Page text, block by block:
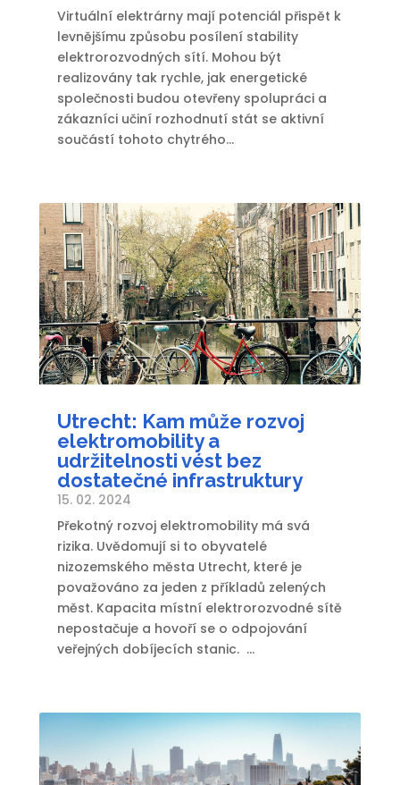
Virtuální elektrárny mají potenciál přispět k
levnějšímu způsobu posílení stability
elektrorozvodných sítí. Mohou být
realizovány tak rychle, jak energetické
společnosti budou otevřeny spolupráci a
zákazníci učiní rozhodnutí stát se aktivní
součástí tohoto chytrého...
Utrecht: Kam může rozvoj
elektromobility a
udržitelnosti vést bez
dostatečné infrastruktury
15. 02. 2024
Překotný rozvoj elektromobility má svá
rizika. Uvědomují si to obyvatelé
nizozemského města Utrecht, které je
považováno za jeden z příkladů zelených
měst. Kapacita místní elektrorozvodné sítě
nepostačuje a hovoří se o odpojování
veřejných dobíjecích stanic. ...